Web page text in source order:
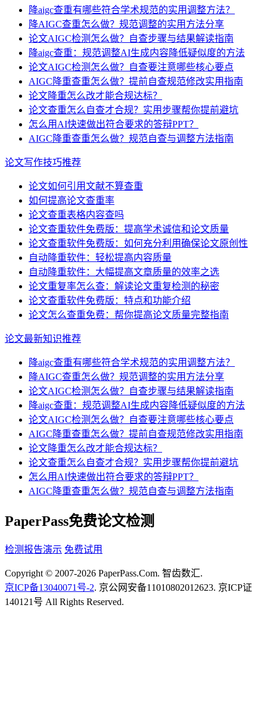
降aigc查重有哪些符合学术规范的实用调整方法？
降AIGC查重怎么做？规范调整的实用方法分享
论文AIGC检测怎么做？自查步骤与结果解读指南
降aigc查重：规范调整AI生成内容降低疑似度的方法
论文AIGC检测怎么做？自查要注意哪些核心要点
AIGC降重查重怎么做？提前自查规范修改实用指南
论文降重怎么改才能合规达标？
论文查重怎么自查才合规？实用步骤帮你提前避坑
怎么用AI快速做出符合要求的答辩PPT？
AIGC降重查重怎么做？规范自查与调整方法指南
论文写作技巧推荐
论文如何引用文献不算查重
如何提高论文查重率
论文查重表格内容查吗
论文查重软件免费版：提高学术诚信和论文质量
论文查重软件免费版：如何充分利用确保论文原创性
自动降重软件：轻松提高内容质量
自动降重软件：大幅提高文章质量的效率之选
论文重复率怎么查：解读论文重复检测的秘密
论文查重软件免费版：特点和功能介绍
论文怎么查重免费：帮你提高论文质量完整指南
论文最新知识推荐
降aigc查重有哪些符合学术规范的实用调整方法？
降AIGC查重怎么做？规范调整的实用方法分享
论文AIGC检测怎么做？自查步骤与结果解读指南
降aigc查重：规范调整AI生成内容降低疑似度的方法
论文AIGC检测怎么做？自查要注意哪些核心要点
AIGC降重查重怎么做？提前自查规范修改实用指南
论文降重怎么改才能合规达标？
论文查重怎么自查才合规？实用步骤帮你提前避坑
怎么用AI快速做出符合要求的答辩PPT？
AIGC降重查重怎么做？规范自查与调整方法指南
PaperPass免费论文检测
检测报告演示 免费试用
Copyright © 2007-2026 PaperPass.Com. 智齿数汇.
京ICP备13040071号-2. 京公网安备11010802012623. 京ICP证
140121号 All Rights Reserved.